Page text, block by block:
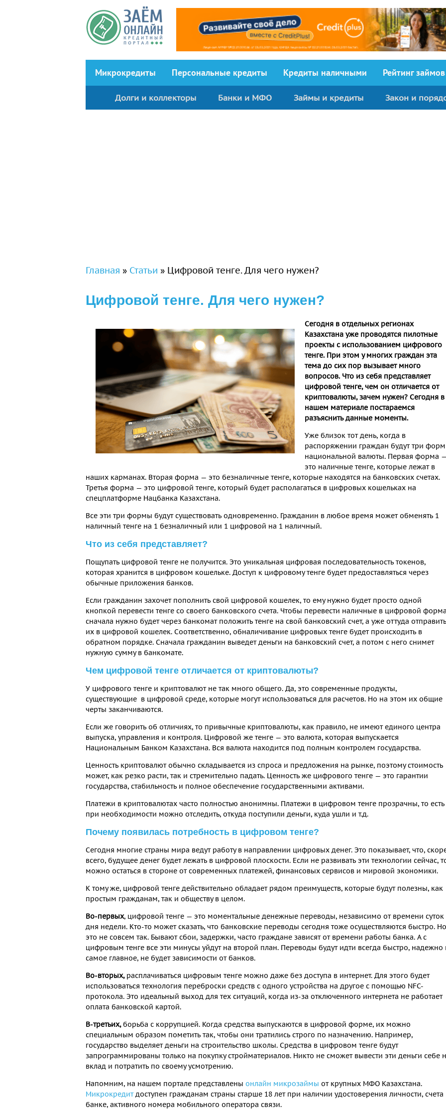
Микрокредиты Персональныe кредиты Кредиты наличными Рейтинг займов
Долги и коллекторы Банки и МФО Займы и кредиты Закон и
Вы здесь
Главная » Статьи » Цифровой тенге. Для чего нужен?
Цифровой тенге. Для чего нужен?
Сегодня в отдельных регионах
Казахстана уже проводятся пилотные
проекты с использованием цифрового
тенге. При этом у многих граждан эта
тема до сих пор вызывает много
вопросов. Что из себя представляет
цифровой тенге, чем он отличается от
криптовалюты, зачем нужен? Сегодня в
нашем материале постараемся
разъяснить данные моменты.
Уже близок тот день, когда в
распоряжении граждан будут три
национальной валюты. Первая форма
это наличные тенге, которые лежат в
наших карманах. Вторая форма — это безналичные тенге, которые находятся на банковских счетах.
Третья форма — это цифровой тенге, который будет располагаться в цифровых кошельках на
спецплатформе Нацбанка Казахстана.
Все эти три формы будут существовать одновременно. Гражданин в любое время может обменять 1
наличный тенге на 1 безналичный или 1 цифровой на 1 наличный.
Что из себя представляет?
Пощупать цифровой тенге не получится. Это уникальная цифровая последовательность токенов,
которая хранится в цифровом кошельке. Доступ к цифровому тенге будет предоставляться через
обычные приложения банков.
Если гражданин захочет пополнить свой цифровой кошелек, то ему нужно будет просто одной
кнопкой перевести тенге со своего банковского счета. Чтобы перевести наличные в цифровой
сначала нужно будет через банкомат положить тенге на свой банковский счет, а уже оттуда отправить
их в цифровой кошелек. Соответственно, обналичивание цифровых тенге будет происходить в
обратном порядке. Сначала гражданин выведет деньги на банковский счет, а потом с него снимет
нужную сумму в банкомате.
Чем цифровой тенге отличается от криптовалюты?
У цифрового тенге и криптовалют не так много общего. Да, это современные продукты,
существующие в цифровой среде, которые могут использоваться для расчетов. Но на этом их общие
черты заканчиваются.
Если же говорить об отличиях, то привычные криптовалюты, как правило, не имеют единого центра
выпуска, управления и контроля. Цифровой же тенге — это валюта, которая выпускается
Национальным Банком Казахстана. Вся валюта находится под полным контролем государства.
Ценность криптовалют обычно складывается из спроса и предложения на рынке, поэтому стоимость
может, как резко расти, так и стремительно падать. Ценность же цифрового тенге — это гарантии
государства, стабильность и полное обеспечение государственными активами.
Платежи в криптовалютах часто полностью анонимны. Платежи в цифровом тенге прозрачны, то есть
при необходимости можно отследить, откуда поступили деньги, куда ушли и т.д.
Почему появилась потребность в цифровом тенге?
Сегодня многие страны мира ведут работу в направлении цифровых денег. Это показывает, что,
всего, будущее денег будет лежать в цифровой плоскости. Если не развивать эти технологии сейчас,
можно остаться в стороне от современных платежей, финансовых сервисов и мировой экономики.
К тому же, цифровой тенге действительно обладает рядом преимуществ, которые будут полезны, как
простым гражданам, так и обществу в целом.
Во-первых, цифровой тенге — это моментальные денежные переводы, независимо от времени суток
дня недели. Кто-то может сказать, что банковские переводы сегодня тоже осуществляются быстро. Но
это не совсем так. Бывают сбои, задержки, часто граждане зависят от времени работы банка. А с
цифровым тенге все эти минусы уйдут на второй план. Переводы будут идти всегда быстро, надежно
самое главное, не будет зависимости от банков.
Во-вторых, расплачиваться цифровым тенге можно даже без доступа в интернет. Для этого будет
использоваться технология переброски средств с одного устройства на другое с помощью NFC-
протокола. Это идеальный выход для тех ситуаций, когда из-за отключенного интернета не работает
оплата банковской картой.
В-третьих,борьба с коррупцией. Когда средства выпускаются в цифровой форме, их можно
специальным образом пометить так, чтобы они тратились строго по назначению. Например,
государство выделяет деньги на строительство школы. Средства в цифровом тенге будут
запрограммированы только на покупку стройматериалов. Никто не сможет вывести эти деньги себе
вклад и потратить по своему усмотрению.
Напомним, на нашем портале представлены онлайн микрозаймы от крупных МФО Казахстана.
Микрокредитдоступен гражданам страны старше 18 лет при наличии удостоверения личности, счета
банке, активного номера мобильного оператора связи.